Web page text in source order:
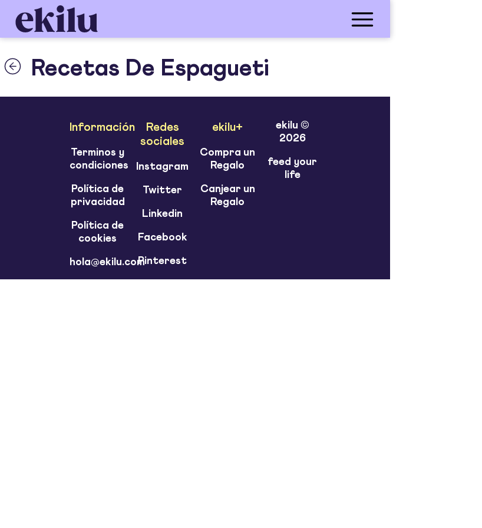
Recetas De Espagueti
Información
Terminos y
condiciones
Política de
privacidad
Política de
cookies
hola@ekilu.com
Redes
sociales
Instagram
Twitter
Linkedin
Facebook
Pinterest
ekilu+
Compra un
Regalo
Canjear un
Regalo
ekilu ©
2026
feed your
life